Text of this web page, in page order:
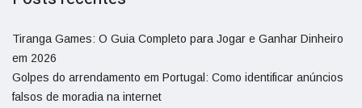
Tiranga Games: O Guia Completo para Jogar e Ganhar Dinheiro
em 2026
Golpes do arrendamento em Portugal: Como identificar anúncios
falsos de moradia na internet